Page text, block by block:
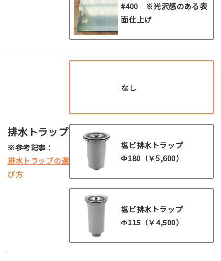
#400 ※光沢感のある表
面仕上げ
排水トラップ
※参考記事：
排水トラップの選
び方
なし
塩ビ排水トラップ
Ф180（￥5,600）
塩ビ排水トラップ
Ф115（￥4,500）